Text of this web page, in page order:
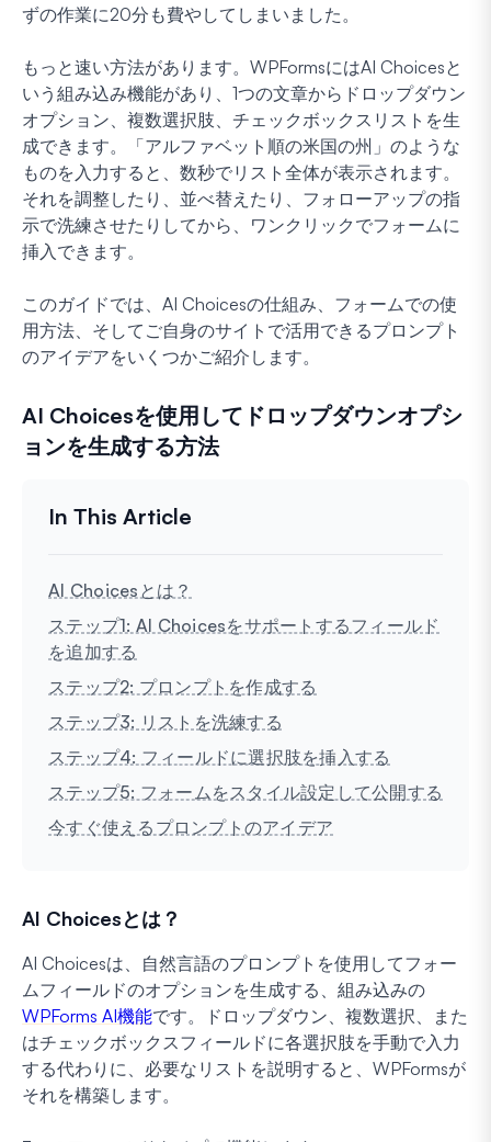
ずの作業に20分も費やしてしまいました。
もっと速い方法があります。WPFormsにはAI Choicesと
いう組み込み機能があり、1つの文章からドロップダウン
オプション、複数選択肢、チェックボックスリストを生
成できます。「アルファベット順の米国の州」のような
ものを入力すると、数秒でリスト全体が表示されます。
それを調整したり、並べ替えたり、フォローアップの指
示で洗練させたりしてから、ワンクリックでフォームに
挿入できます。
このガイドでは、AI Choicesの仕組み、フォームでの使
用方法、そしてご自身のサイトで活用できるプロンプト
のアイデアをいくつかご紹介します。
AI Choicesを使用してドロップダウンオプシ
ョンを生成する方法
AI Choicesとは？
ステップ1: AI Choicesをサポートするフィールド
を追加する
ステップ2: プロンプトを作成する
ステップ3: リストを洗練する
ステップ4: フィールドに選択肢を挿入する
ステップ5: フォームをスタイル設定して公開する
今すぐ使えるプロンプトのアイデア
AI Choicesとは？
AI Choicesは、自然言語のプロンプトを使用してフォー
ムフィールドのオプションを生成する、組み込みの
WPForms AI機能です。ドロップダウン、複数選択、また
はチェックボックスフィールドに各選択肢を手動で入力
する代わりに、必要なリストを説明すると、WPFormsが
それを構築します。